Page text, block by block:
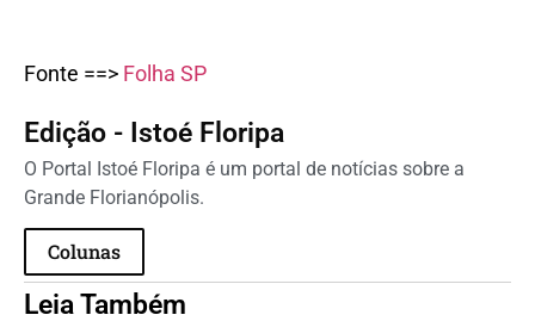
Fonte ==> Folha SP
Edição - Istoé Floripa
O Portal Istoé Floripa é um portal de notícias sobre a
Grande Florianópolis.
Colunas
Leia Também